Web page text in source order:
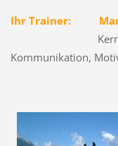
Ihr Trainer:
Kommunikation,